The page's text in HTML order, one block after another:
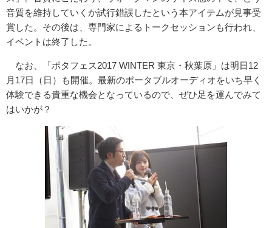
音質を維持していくか試行錯誤したという本アイテムが見事受
賞した。その後は、専門家によるトークセッションも行われ、
イベントは終了した。
なお、「ポタフェス2017 WINTER 東京・秋葉原」は明日12
月17日（日）も開催。最新のポータブルオーディオをいち早く
体験できる貴重な機会となっているので、ぜひ足を運んでみて
はいかが？